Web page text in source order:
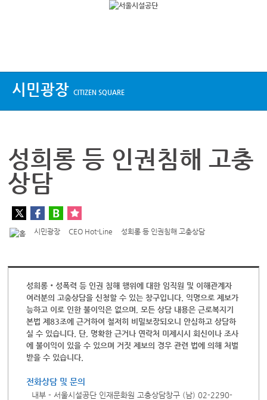
시민광장 CITIZEN SQUARE
성희롱 등 인권침해 고충
상담
시민광장 CEO Hot-Line 성희롱 등 인권침해 고충상담
성희롱‧성폭력 등 인권 침해 행위에 대한 임직원 및 이해관계자
여러분의 고충상담을 신청할 수 있는 창구입니다. 익명으로 제보가
능하고 이로 인한 불이익은 없으며, 모든 상담 내용은 근로복지기
본법 제83조에 근거하여 철저히 비밀보장되오니 안심하고 상담하
실 수 있습니다. 단, 명확한 근거나 연락처 미제시시 회신이나 조사
에 불이익이 있을 수 있으며 거짓 제보의 경우 관련 법에 의해 처벌
받을 수 있습니다.
전화상담 및 문의
내부 - 서울시설공단 인재문화원 고충상담창구 (남) 02-2290-